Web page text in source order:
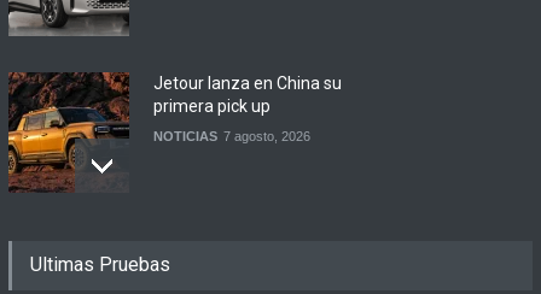
Jetour lanza en China su
primera pick up
NOTICIAS 7 agosto, 2026
renovadas S2 y Skua 150 en
Ultimas Pruebas